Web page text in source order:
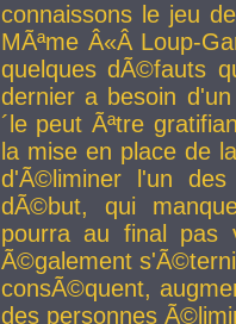
connaissons le jeu
MÃªme Â«Â Loup-
quelques dÃ©fauts
dernier a besoin
´le peut Ãªtre
la mise en place de
d'Ã©liminer l'un
dÃ©but, qui
pourra au final pas
Ã©galement
consÃ©quent,
des personnes